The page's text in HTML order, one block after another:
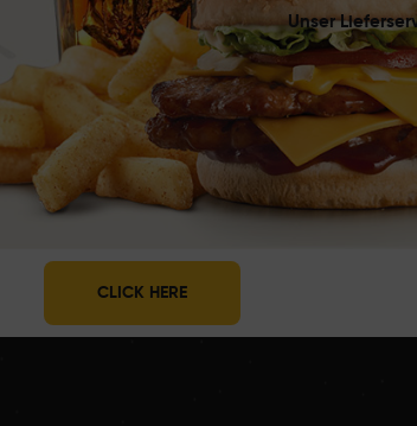
Unser
CLICK HERE